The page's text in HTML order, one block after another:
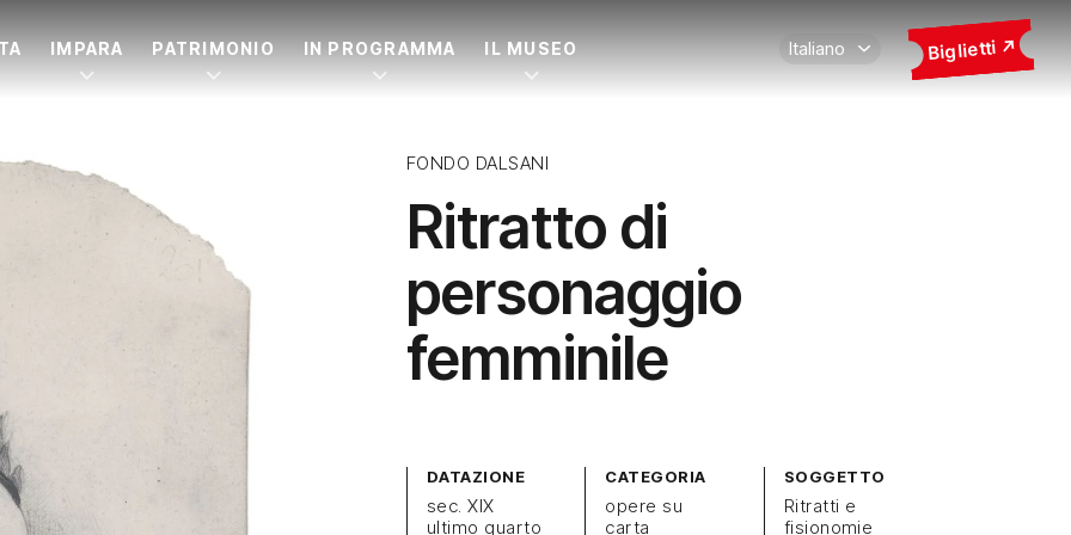
IMPARA PATRIMONIO IN PROGRAMMA IL MUSEO Biglietti
FONDO DALSANI
Ritratto di
personaggio
femminile
DATAZIONE
sec. XIX
ultimo quarto
CATEGORIA
opere su
carta
SOGGETTO
Ritratti e
fisionomie